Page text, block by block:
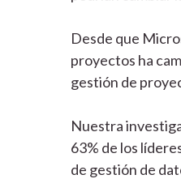
Desde que
proyectos ha
gestión de
Nuestra
63% de los
de gestión de